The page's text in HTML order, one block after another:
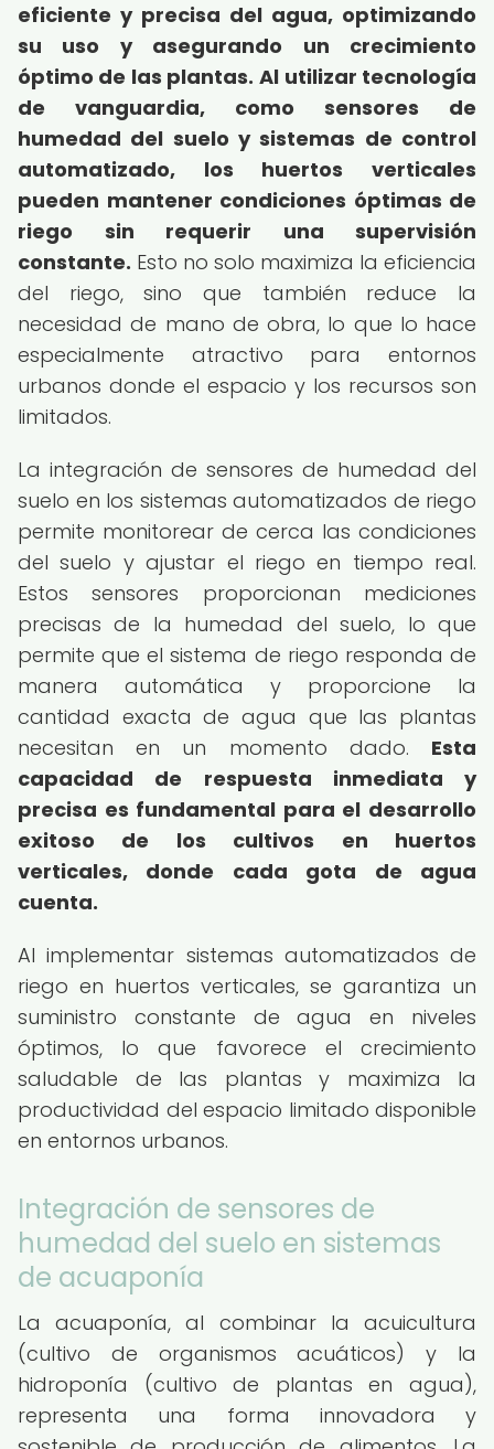
eficiente y precisa del agua, optimizando
su uso y asegurando un crecimiento
óptimo de las plantas. Al utilizar tecnología
de vanguardia, como sensores de
humedad del suelo y sistemas de control
automatizado, los huertos verticales
pueden mantener condiciones óptimas de
riego sin requerir una supervisión
constante. Esto no solo maximiza la eficiencia
del riego, sino que también reduce la
necesidad de mano de obra, lo que lo hace
especialmente atractivo para entornos
urbanos donde el espacio y los recursos son
limitados.
La integración de sensores de humedad del
suelo en los sistemas automatizados de riego
permite monitorear de cerca las condiciones
del suelo y ajustar el riego en tiempo real.
Estos sensores proporcionan mediciones
precisas de la humedad del suelo, lo que
permite que el sistema de riego responda de
manera automática y proporcione la
cantidad exacta de agua que las plantas
necesitan en un momento dado. Esta
capacidad de respuesta inmediata y
precisa es fundamental para el desarrollo
exitoso de los cultivos en huertos
verticales, donde cada gota de agua
cuenta.
Al implementar sistemas automatizados de
riego en huertos verticales, se garantiza un
suministro constante de agua en niveles
óptimos, lo que favorece el crecimiento
saludable de las plantas y maximiza la
productividad del espacio limitado disponible
en entornos urbanos.
Integración de sensores de
humedad del suelo en sistemas
de acuaponía
La acuaponía, al combinar la acuicultura
(cultivo de organismos acuáticos) y la
hidroponía (cultivo de plantas en agua),
representa una forma innovadora y